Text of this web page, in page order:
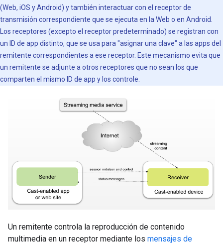
(Web, iOS y Android) y también interactuar con el receptor de
transmisión correspondiente que se ejecuta en la Web o en Android.
Los receptores (excepto el receptor predeterminado) se registran con
un ID de app distinto, que se usa para "asignar una clave" a las apps del
remitente correspondientes a ese receptor. Este mecanismo evita que
un remitente se adjunte a otros receptores que no sean los que
comparten el mismo ID de app y los controle.
Un remitente controla la reproducción de contenido
multimedia en un receptor mediante los mensajes de